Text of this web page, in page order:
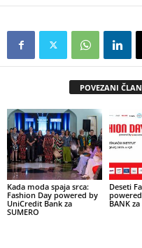
POVEZANI
Kada moda spaja srca:
Fashion Day powered by
UniCredit Bank za
SUMERO
Deseti
BANK za